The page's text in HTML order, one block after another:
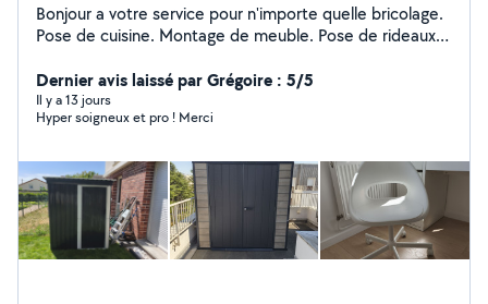
Bonjour a votre service pour n'importe quelle bricolage.
Pose de cuisine. Montage de meuble. Pose de rideaux.
Dernier avis laissé par Grégoire : 5/5
Il y a 13 jours
Hyper soigneux et pro ! Merci